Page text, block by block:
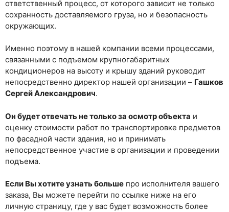
ответственный процесс, от которого зависит не только
сохранность доставляемого груза, но и безопасность
окружающих.
Именно поэтому в нашей компании всеми процессами,
связанными с подъемом крупногабаритных
кондиционеров на высоту и крышу зданий руководит
непосредственно директор нашей организации – Гашков
Сергей Александрович.
Он будет отвечать не только за осмотр объекта и
оценку стоимости работ по транспортировке предметов
по фасадной части здания, но и принимать
непосредственное участие в организации и проведении
подъема.
Если Вы хотите узнать больше про исполнителя вашего
заказа, Вы можете перейти по ссылке ниже на его
личную страницу, где у вас будет возможность более